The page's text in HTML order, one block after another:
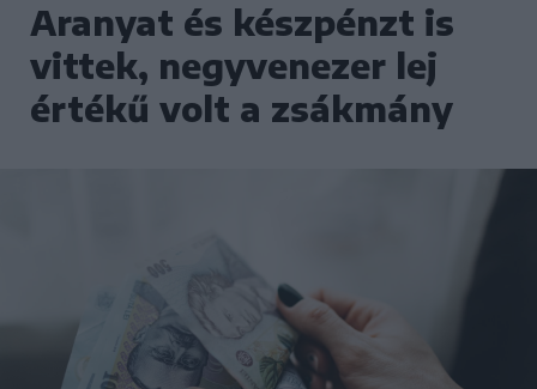
Aranyat és készpénzt is
vittek, negyvenezer lej
értékű volt a zsákmány